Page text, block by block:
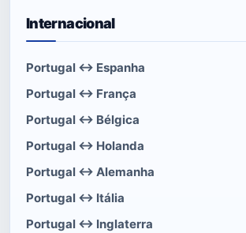
Internacional
Portugal ↔ Espanha
Portugal ↔ França
Portugal ↔ Bélgica
Portugal ↔ Holanda
Portugal ↔ Alemanha
Portugal ↔ Itália
Portugal ↔ Inglaterra